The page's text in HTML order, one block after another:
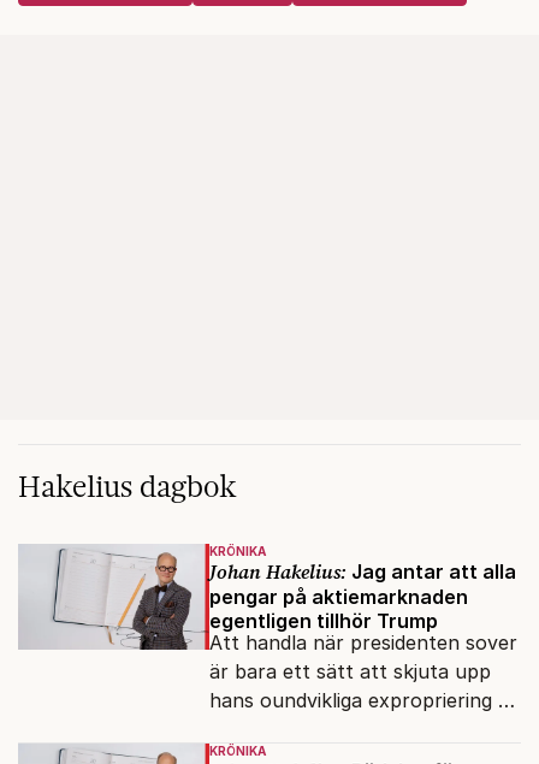
Hakelius dagbok
KRÖNIKA
Johan Hakelius: Jag antar att alla
pengar på aktiemarknaden
egentligen tillhör Trump
Att handla när presidenten sover
är bara ett sätt att skjuta upp
hans oundvikliga expropriering av
KRÖNIKA